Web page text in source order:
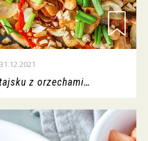
31.12.2021
z orzechami…